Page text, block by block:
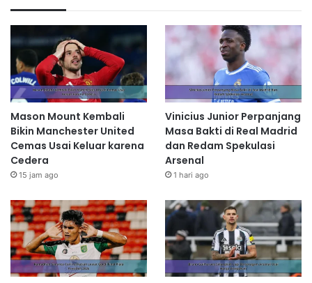
Mason Mount Kembali
Bikin Manchester United
Cemas Usai Keluar karena
Cedera
15 jam ago
Vinicius Junior Perpanjang
Masa Bakti di Real Madrid
dan Redam Spekulasi
Arsenal
1 hari ago